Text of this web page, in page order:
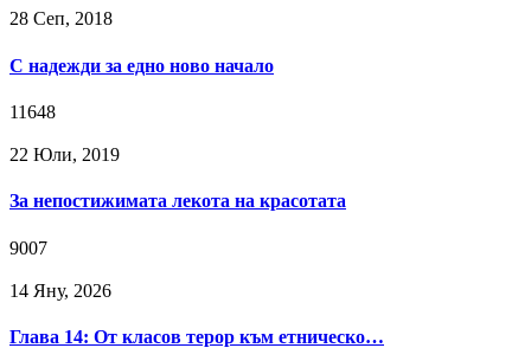
28 Сeп, 2018
С надежди за едно ново начало
11648
22 Юли, 2019
За непостижимата лекота на красотата
9007
14 Яну, 2026
Глава 14: От класов терор към етническо…